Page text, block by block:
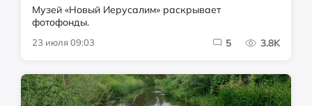
Музей «Новый Иерусалим» раскрывает
фотофонды.
23 июля 09:03 5 3.8K